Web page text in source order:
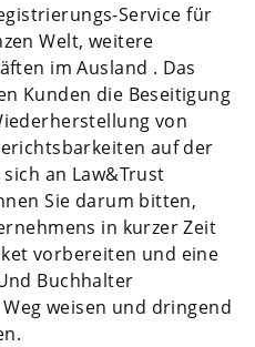
Service für
Welt, weitere
im Ausland . Das
Kunden die Beseitigung
von
auf der
an Law&Trust
Sie darum bitten,
in kurzer Zeit
vorbereiten und eine
Buchhalter
weisen und dringend